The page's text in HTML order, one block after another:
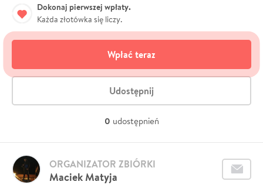
Dokonaj pierwszej wpłaty.
Każda złotówka się liczy.
Wpłać teraz
Udostępnij
0 udostępnień
Maciek Matyja
ORGANIZATOR ZBIÓRKI